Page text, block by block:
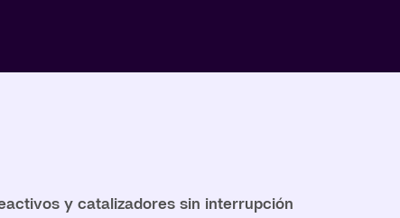
y catalizadores sin interrupción